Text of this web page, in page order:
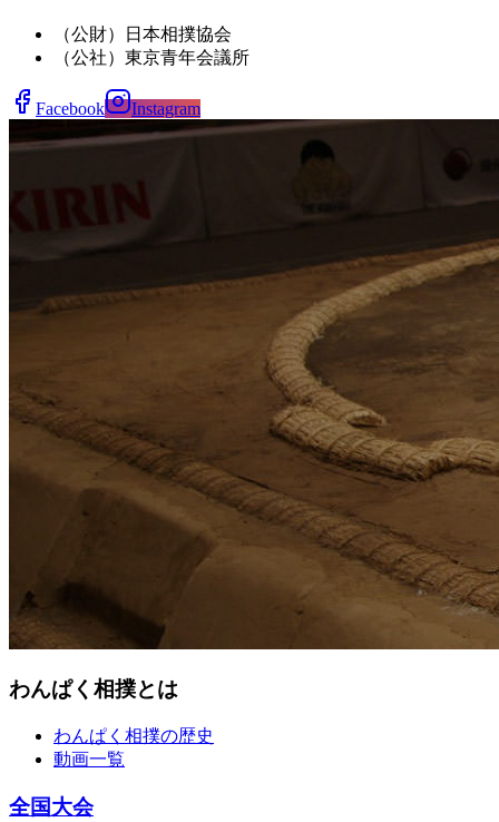
（公財）日本相撲協会
（公社）東京青年会議所
Facebook Instagram
わんぱく相撲とは
わんぱく相撲の歴史
動画一覧
全国大会